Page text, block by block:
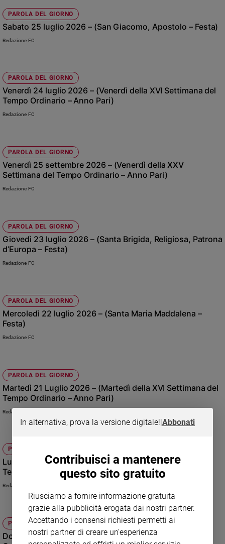
ed
educazione
Genitori
e
Coppia
Scuola
e
giovani
Vai
Foto
Video
Privacy
Policy
siamo
Contatti
Pubblicità
PAROLA DEL GIORNO
Sabato 25 luglio 2026 – (San Giacomo, Apostolo – Festa)
Redazione FC
PAROLA DEL GIORNO
Venerdì 24 luglio 2026 – (Venerdì della XVI Settimana del
Tempo Ordinario – Anno Pari)
Redazione FC
PAROLA DEL GIORNO
Venerdì 25 settembre 2026 – (Venerdì della XXV
Settimana del Tempo Ordinario – Anno Pari)
Redazione FC
PAROLA DEL GIORNO
Giovedì 23 luglio 2026 – (Santa Brigida, Religiosa, Patrona
d’Europa – Festa)
Redazione FC
PAROLA DEL GIORNO
Mercoledì 22 luglio 2026 – (Santa Maria Maddalena –
Festa)
Redazione FC
PAROLA DEL GIORNO
Martedì 21 Luglio 2026 – (Martedì della XVI Settimana del
Tempo Ordinario – Anno Pari)
Redazione FC
PAROLA DEL GIORNO
Lunedì 20 luglio 2026 – (Lunedì della XVI Settimana del
Tempo Ordinario – Anno Pari)
Redazione FC
PAROLA DEL GIORNO
Domenica 19 luglio 2026 – (XVI Domenica del Tempo
In alternativa, prova la versione digitale!|Abbonati
Contribuisci a mantenere
questo sito gratuito
Riusciamo a fornire informazione gratuita
grazie alla pubblicità erogata dai nostri partner.
Accettando i consensi richiesti permetti ai
nostri partner di creare un'esperienza